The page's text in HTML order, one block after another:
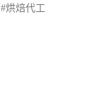
#烘焙代工